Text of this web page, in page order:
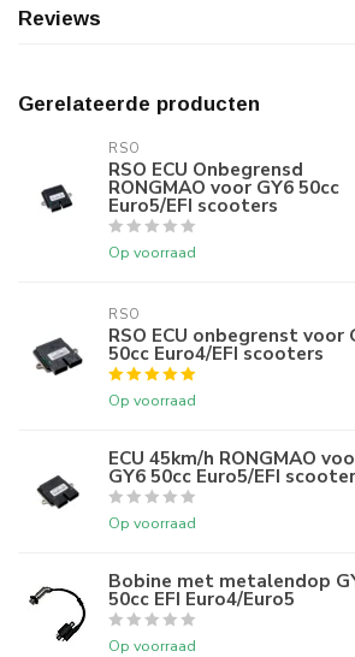
Reviews
Gerelateerde producten
RSO
RSO ECU Onbegrensd
RONGMAO voor GY6 50cc
Euro5/EFI scooters
Op voorraad
RSO
RSO ECU onbegrenst voor
50cc Euro4/EFI scooters
Op voorraad
ECU 45km/h RONGMAO
GY6 50cc Euro5/EFI
Op voorraad
Bobine met metalendop
50cc EFI Euro4/Euro5
Op voorraad